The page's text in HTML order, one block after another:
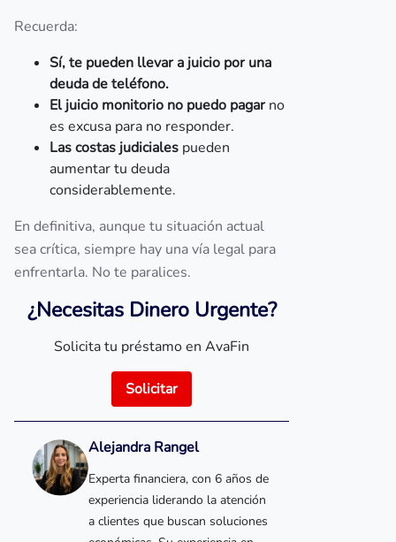
Recuerda:
Sí, te pueden llevar a juicio por una
deuda de teléfono.
El juicio monitorio no puedo pagarno
es excusa para no responder.
Las costas judiciales pueden
aumentar tu deuda
considerablemente.
En definitiva, aunque tu situación actual
sea crítica, siempre hay una vía legal para
enfrentarla. No te paralices.
¿Necesitas Dinero Urgente?
Solicita tu préstamo en AvaFin
Solicitar
Alejandra Rangel
Experta financiera, con 6 años de
experiencia liderando la atención
a clientes que buscan soluciones